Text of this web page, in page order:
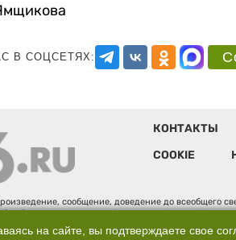
В СОЦСЕТЯХ:
КОНТАКТЫ
COOKIE
сообщение, доведение до всеобщего
(18+) зарегистрировано Федеральной службой
с ограниченной ответственностью
на сайте, вы подтверждаете свое